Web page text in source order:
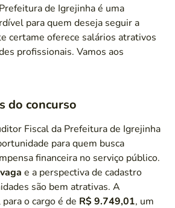
de Igrejinha é uma
para quem deseja seguir a
certame oferece salários atrativos
profissionais. Vamos aos
do concurso
Fiscal da Prefeitura de Igrejinha
para quem busca
financeira no serviço público.
e a perspectiva de cadastro
são bem atrativas. A
o cargo é de R$ 9.749,01, um